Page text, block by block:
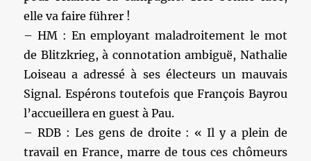
elle va faire führer !
– HM : En employant maladroitement le mot
de Blitzkrieg, à connotation ambiguë, Nathalie
Loiseau a adressé à ses électeurs un mauvais
Signal. Espérons toutefois que François Bayrou
l’accueillera en guest à Pau.
– RDB : Les gens de droite : « Il y a plein de
travail en France, marre de tous ces chômeurs